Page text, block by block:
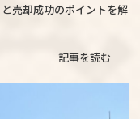
売却成功のポイントを解
記事を読む